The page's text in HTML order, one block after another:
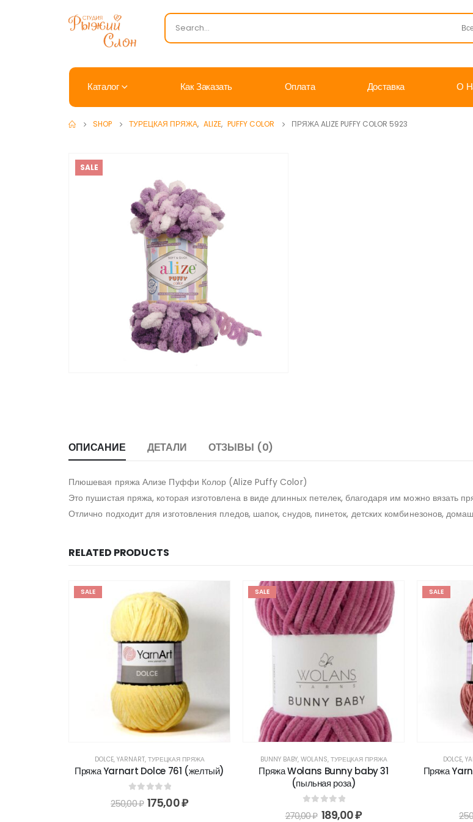
Каталог Как Заказать Оплата Доставка О
SHOP ТУРЕЦКАЯ ПРЯЖА, ALIZE, PUFFY COLOR ПРЯЖА ALIZE PUFFY COLOR 5923
SALE
ОПИСАНИЕ ДЕТАЛИ ОТЗЫВЫ (0)
Плюшевая пряжа Ализе Пуффи Колор (Alize Puffy Color)
Это пушистая пряжа, которая изготовлена в виде длинных петелек, благодаря им можно вязать
Отлично подходит для изготовления пледов, шапок, снудов, пинеток, детских комбинезонов,
RELATED PRODUCTS
SALE
DOLCE, YARNART, ТУРЕЦКАЯ ПРЯЖА
Пряжа Yarnart Dolce 761 (желтый)
out of 5
250,00₽ 175,00₽
SALE
BUNNY BABY, WOLANS, ТУРЕЦКАЯ ПРЯЖА
Пряжа Wolans Bunny baby 31
(пыльная роза)
out of 5
270,00₽ 189,00₽
SALE
DOLCE,
Пряжа